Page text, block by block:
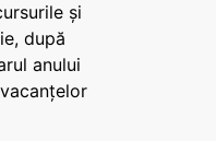
și
după
anului